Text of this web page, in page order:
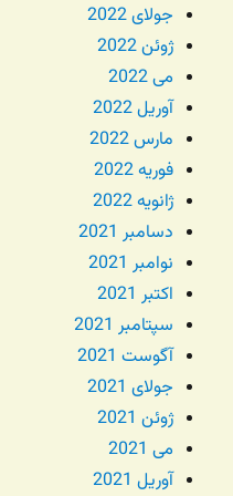
جولای 2022
ژوئن 2022
می 2022
آوریل 2022
مارس 2022
فوریه 2022
ژانویه 2022
دسامبر 2021
نوامبر 2021
اکتبر 2021
سپتامبر 2021
آگوست 2021
جولای 2021
ژوئن 2021
می 2021
آوریل 2021